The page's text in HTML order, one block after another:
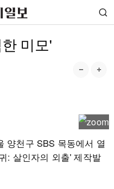
미모'
양천구 SBS 목동에서 열
: 살인자의 외출' 제작발